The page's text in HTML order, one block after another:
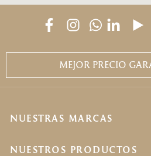
MEJOR PRECIO
NUESTRAS MARCAS
NUESTROS PRODUCTOS